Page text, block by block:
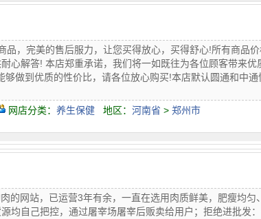
品，完美的售后服力，让您买得放心，买得舒心!所有商品
心解答! 本店郑重承诺，我们将一如既往为各位顾客带来优
做到优质的性价比，请各位放心购买!本店默认圆通和中通
网店分类： 养生保健 地区： 河南省 > 郑州市
的网站，已运营3年有余，一直在选用肉质鲜美，肥瘦均匀
均自己把控，通过屠宰场屠宰后贩卖给用户；拒绝进批发